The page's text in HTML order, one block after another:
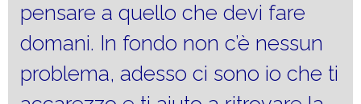
pensare a quello che devi fare
domani. In fondo non c’è nessun
problema, adesso ci sono io che ti